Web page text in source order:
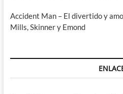
Accident Man – El divertido y
Mills, Skinner y Emond